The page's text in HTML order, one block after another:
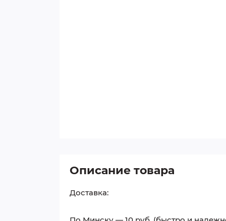
Описание товара
Доставка: